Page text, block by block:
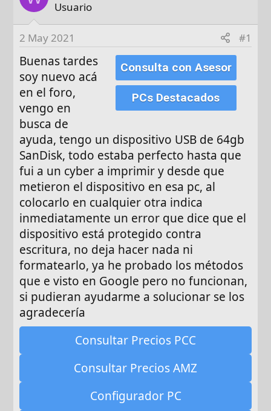
n
Usuario
2 May 2021 #1
Consulta con Asesor
PCs Destacados
Buenas tardes
soy nuevo acá
en el foro,
vengo en
busca de
ayuda, tengo un dispositivo USB de 64gb
SanDisk, todo estaba perfecto hasta que
fui a un cyber a imprimir y desde que
metieron el dispositivo en esa pc, al
colocarlo en cualquier otra indica
inmediatamente un error que dice que el
dispositivo está protegido contra
escritura, no deja hacer nada ni
formatearlo, ya he probado los métodos
que e visto en Google pero no funcionan,
si pudieran ayudarme a solucionar se los
agradecería
Consultar Precios PCC
Consultar Precios AMZ
Configurador PC